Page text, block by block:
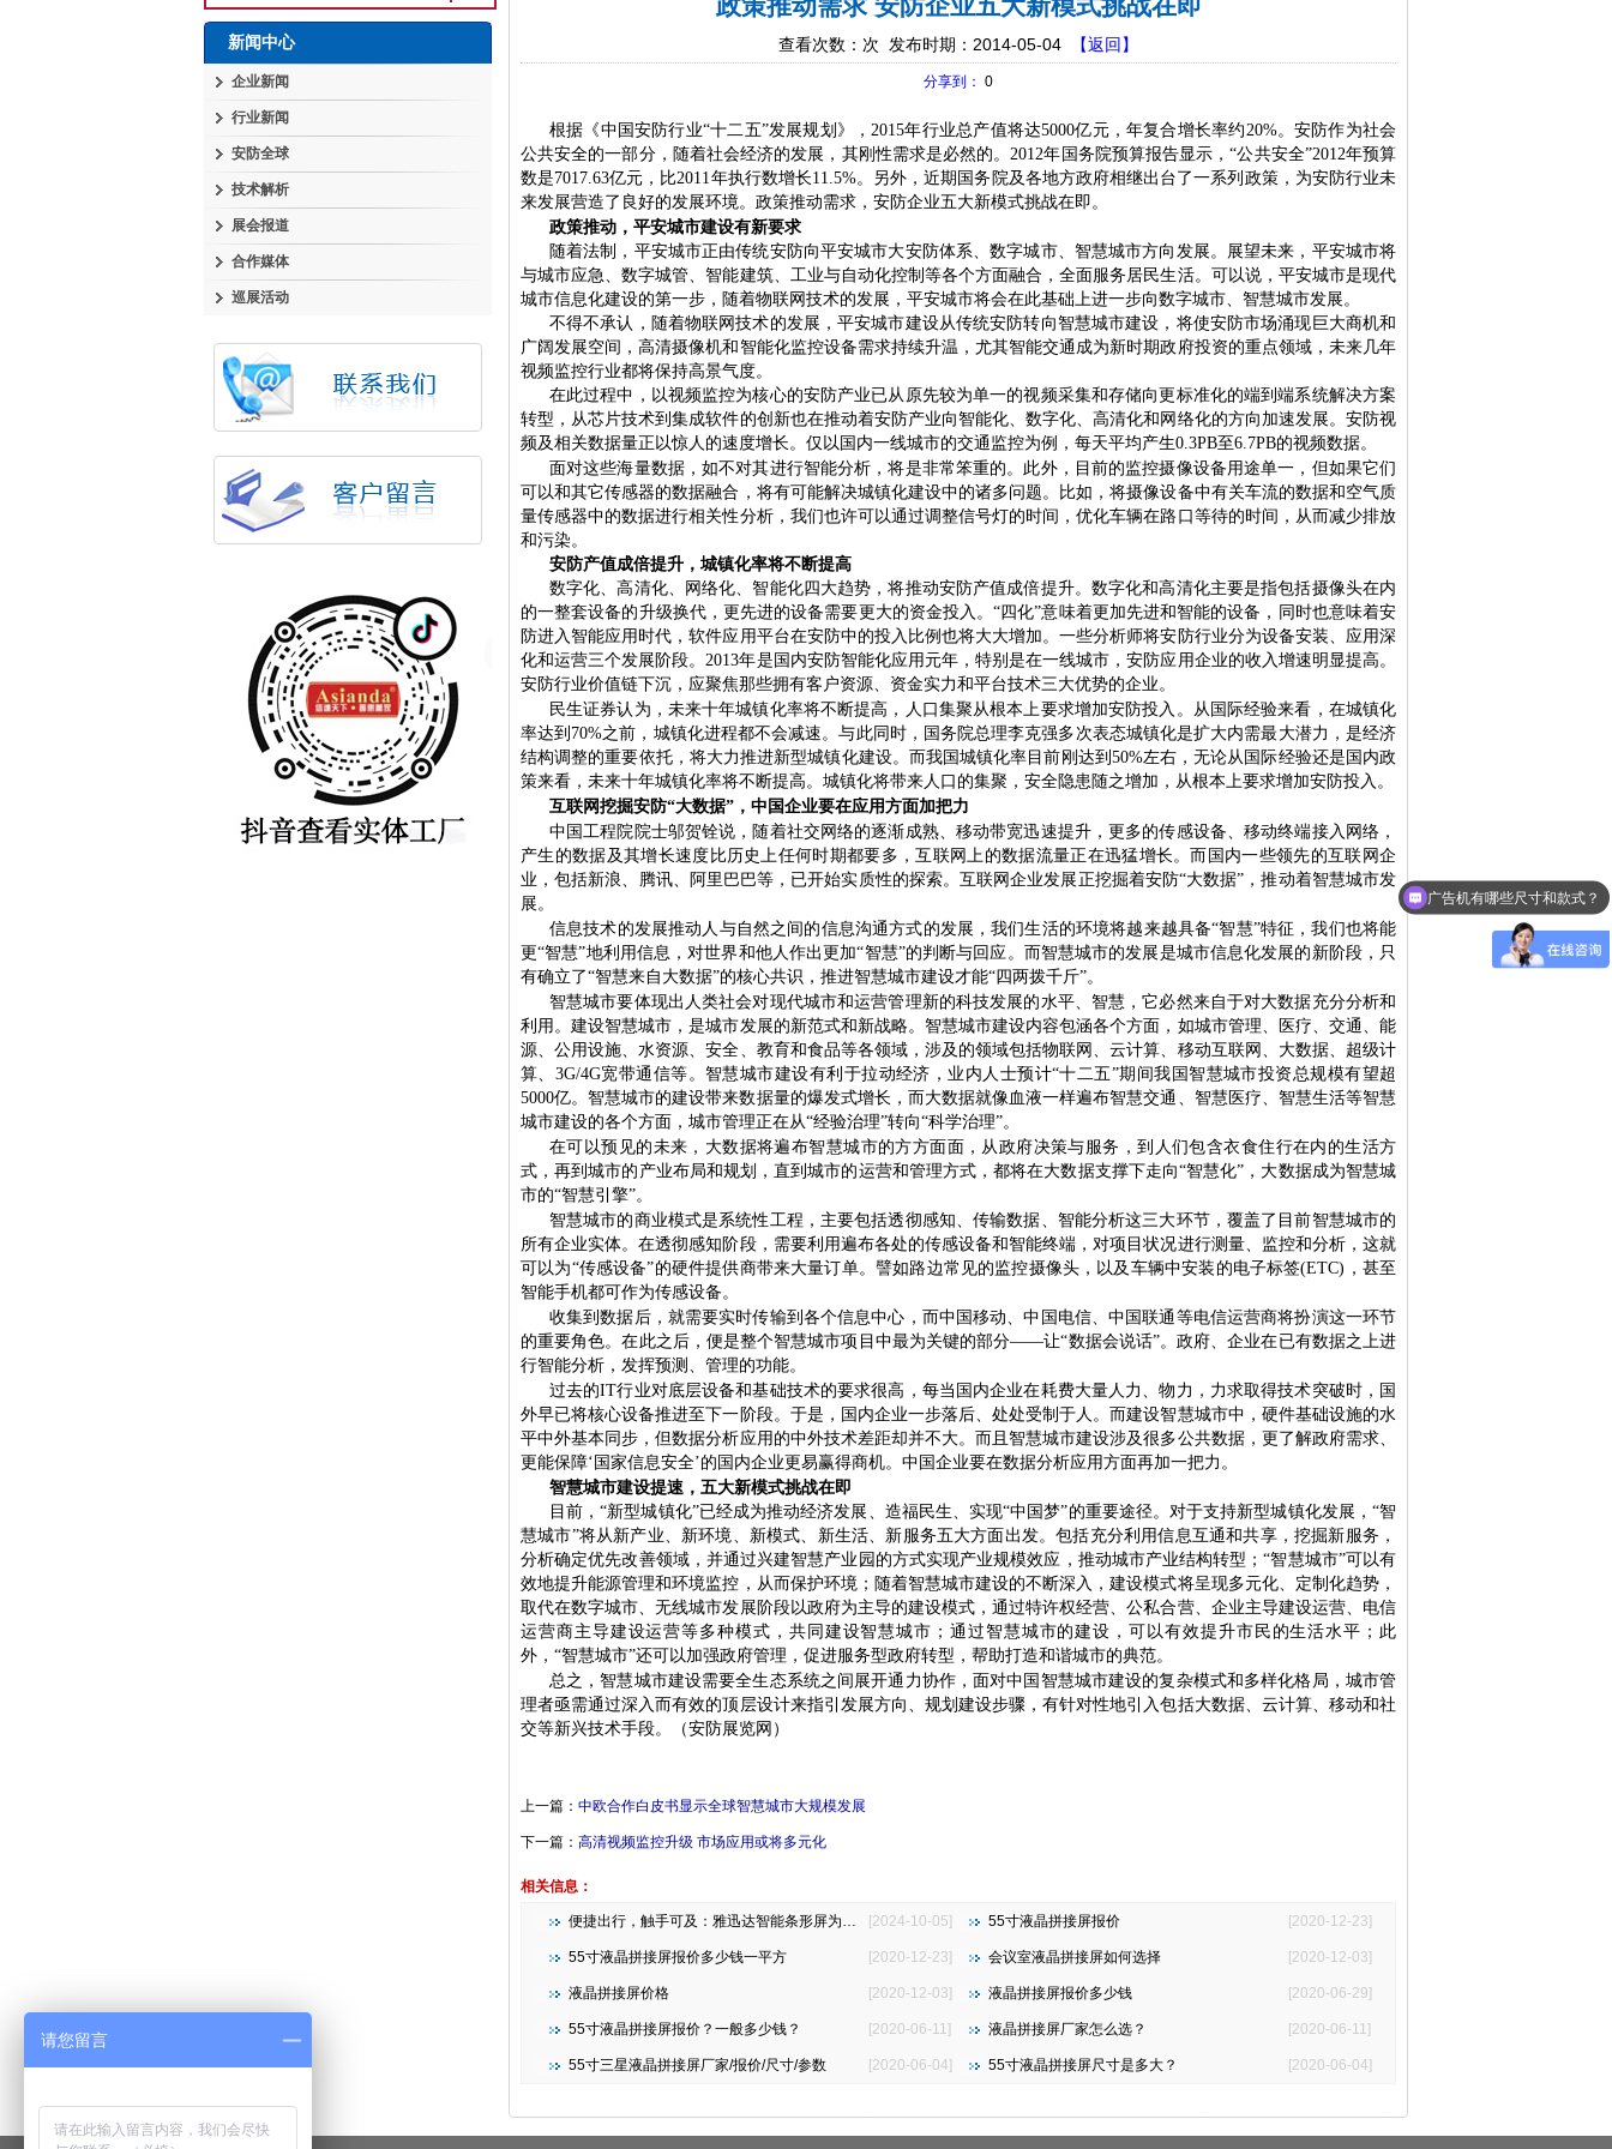
新闻中心
企业新闻
行业新闻
安防全球
技术解析
展会报道
合作媒体
巡展活动
查看次数： 次 发布时期：2014-05-04 【返回】
分享到： 0
根据《中国安防行业“十二五”发展规划》，2015年行业总产值将达5000亿元，年复合增长率约20%。安防作为社会
公共安全的一部分，随着社会经济的发展，其刚性需求是必然的。2012年国务院预算报告显示，“公共安全”2012年预算
数是7017.63亿元，比2011年执行数增长11.5%。另外，近期国务院及各地方政府相继出台了一系列政策，为安防行业未
来发展营造了良好的发展环境。政策推动需求，安防企业五大新模式挑战在即。
政策推动，平安城市建设有新要求
随着法制，平安城市正由传统安防向平安城市大安防体系、数字城市、智慧城市方向发展。展望未来，平安城市将
与城市应急、数字城管、智能建筑、工业与自动化控制等各个方面融合，全面服务居民生活。可以说，平安城市是现代
城市信息化建设的第一步，随着物联网技术的发展，平安城市将会在此基础上进一步向数字城市、智慧城市发展。
不得不承认，随着物联网技术的发展，平安城市建设从传统安防转向智慧城市建设，将使安防市场涌现巨大商机和
广阔发展空间，高清摄像机和智能化监控设备需求持续升温，尤其智能交通成为新时期政府投资的重点领域，未来几年
视频监控行业都将保持高景气度。
在此过程中，以视频监控为核心的安防产业已从原先较为单一的视频采集和存储向更标准化的端到端系统解决方案
转型，从芯片技术到集成软件的创新也在推动着安防产业向智能化、数字化、高清化和网络化的方向加速发展。安防视
频及相关数据量正以惊人的速度增长。仅以国内一线城市的交通监控为例，每天平均产生0.3PB至6.7PB的视频数据。
面对这些海量数据，如不对其进行智能分析，将是非常笨重的。此外，目前的监控摄像设备用途单一，但如果它们
可以和其它传感器的数据融合，将有可能解决城镇化建设中的诸多问题。比如，将摄像设备中有关车流的数据和空气质
量传感器中的数据进行相关性分析，我们也许可以通过调整信号灯的时间，优化车辆在路口等待的时间，从而减少排放
和污染。
安防产值成倍提升，城镇化率将不断提高
数字化、高清化、网络化、智能化四大趋势，将推动安防产值成倍提升。数字化和高清化主要是指包括摄像头在内
的一整套设备的升级换代，更先进的设备需要更大的资金投入。“四化”意味着更加先进和智能的设备，同时也意味着安
防进入智能应用时代，软件应用平台在安防中的投入比例也将大大增加。一些分析师将安防行业分为设备安装、应用深
化和运营三个发展阶段。2013年是国内安防智能化应用元年，特别是在一线城市，安防应用企业的收入增速明显提高。
安防行业价值链下沉，应聚焦那些拥有客户资源、资金实力和平台技术三大优势的企业。
民生证券认为，未来十年城镇化率将不断提高，人口集聚从根本上要求增加安防投入。从国际经验来看，在城镇化
率达到 70%之前，城镇化进程都不会减速。与此同时，国务院总理李克强多次表态城镇化是扩大内需最大潜力，是经济
结构调整的重要依托，将大力推进新型城镇化建设。而我国城镇化率目前刚达到 50%左右，无论从国际经验还是国内政
策来看，未来十年城镇化率将不断提高。城镇化将带来人口的集聚，安全隐患随之增加，从根本上要求增加安防投入。
互联网挖掘安防“大数据” ，中国企业要在应用方面加把力
中国工程院院士邬贺铨说，随着社交网络的逐渐成熟、移动带宽迅速提升，更多的传感设备、移动终端接入网络，
产生的数据及其增长速度比历史上任何时期都要多，互联网上的数据流量正在迅猛增长。而国内一些领先的互联网企
业，包括新浪、腾讯、阿里巴巴等，已开始实质性的探索。互联网企业发展正挖掘着安防“大数据” ，推动着智慧城市发
展。
信息技术的发展推动人与自然之间的信息沟通方式的发展，我们生活的环境将越来越具备“智慧”特征，我们也将能
更“智慧”地利用信息，对世界和他人作出更加“智慧”的判断与回应。而智慧城市的发展是城市信息化发展的新阶段，只
有确立了“智慧来自大数据”的核心共识，推进智慧城市建设才能“四两拨千斤”。
智慧城市要体现出人类社会对现代城市和运营管理新的科技发展的水平、智慧，它必然来自于对大数据充分分析和
利用。建设智慧城市，是城市发展的新范式和新战略。智慧城市建设内容包涵各个方面，如城市管理、医疗、交通、能
源、公用设施、水资源、安全、教育和食品等各领域，涉及的领域包括物联网、云计算、移动互联网、大数据、超级计
算、 3G/4G宽带通信等。智慧城市建设有利于拉动经济，业内人士预计“十二五”期间我国智慧城市投资总规模有望超
5000亿。智慧城市的建设带来数据量的爆发式增长，而大数据就像血液一样遍布智慧交通、智慧医疗、智慧生活等智慧
城市建设的各个方面，城市管理正在从“经验治理”转向“科学治理”。
在可以预见的未来，大数据将遍布智慧城市的方方面面，从政府决策与服务，到人们包含衣食住行在内的生活方
式，再到城市的产业布局和规划，直到城市的运营和管理方式，都将在大数据支撑下走向“智慧化” ，大数据成为智慧城
市的“智慧引擎”。
智慧城市的商业模式是系统性工程，主要包括透彻感知、传输数据、智能分析这三大环节，覆盖了目前智慧城市的
所有企业实体。在透彻感知阶段，需要利用遍布各处的传感设备和智能终端，对项目状况进行测量、监控和分析，这就
可以为“传感设备”的硬件提供商带来大量订单。譬如路边常见的监控摄像头，以及车辆中安装的电子标签(ETC) ，甚至
智能手机都可作为传感设备。
收集到数据后，就需要实时传输到各个信息中心，而中国移动、中国电信、中国联通等电信运营商将扮演这一环节
的重要角色。在此之后，便是整个智慧城市项目中最为关键的部分——让“数据会说话”。政府、企业在已有数据之上进
行智能分析，发挥预测、管理的功能。
过去的IT行业对底层设备和基础技术的要求很高，每当国内企业在耗费大量人力、物力，力求取得技术突破时，国
外早已将核心设备推进至下一阶段。于是，国内企业一步落后、处处受制于人。而建设智慧城市中，硬件基础设施的水
平中外基本同步，但数据分析应用的中外技术差距却并不大。而且智慧城市建设涉及很多公共数据，更了解政府需求、
更能保障‘ 国家信息安全’的国内企业更易赢得商机。中国企业要在数据分析应用方面再加一把力。
智慧城市建设提速，五大新模式挑战在即
目前，“新型城镇化”已经成为推动经济发展、造福民生、实现“中国梦”的重要途径。对于支持新型城镇化发展， “智
慧城市”将从新产业、新环境、新模式、新生活、新服务五大方面出发。包括充分利用信息互通和共享，挖掘新服务，
分析确定优先改善领域，并通过兴建智慧产业园的方式实现产业规模效应，推动城市产业结构转型；“智慧城市”可以有
效地提升能源管理和环境监控，从而保护环境；随着智慧城市建设的不断深入，建设模式将呈现多元化、定制化趋势，
取代在数字城市、无线城市发展阶段以政府为主导的建设模式，通过特许权经营、公私合营、企业主导建设运营、电信
运营商主导建设运营等多种模式，共同建设智慧城市；通过智慧城市的建设，可以有效提升市民的生活水平；此
外， “智慧城市”还可以加强政府管理，促进服务型政府转型，帮助打造和谐城市的典范。
总之，智慧城市建设需要全生态系统之间展开通力协作，面对中国智慧城市建设的复杂模式和多样化格局，城市管
理者亟需通过深入而有效的顶层设计来指引发展方向、规划建设步骤，有针对性地引入包括大数据、云计算、移动和社
交等新兴技术手段。（安防展览网）
上一篇： 中欧合作白皮书显示全球智慧城市大规模发展
下一篇： 高清视频监控升级 市场应用或将多元化
相关信息：
[2024-10-05]
便捷出行，触手可及：雅迅达智能条形屏为地铁公交注入新活力 [2020-12-23]
55寸液晶拼接屏报价
[2020-12-23]
55寸液晶拼接屏报价多少钱一平方 [2020-12-03]
会议室液晶拼接屏如何选择
[2020-12-03]
液晶拼接屏价格 [2020-06-29]
液晶拼接屏报价多少钱
[2020-06-11]
55寸液晶拼接屏报价？一般多少钱？ [2020-06-11]
液晶拼接屏厂家怎么选？
[2020-06-04]
55寸三星液晶拼接屏厂家/报价/尺寸/参数 [2020-06-04]
55寸液晶拼接屏尺寸是多大？
广告机有哪些尺寸和款式？
LED多少钱一平方？是LED厂家吗？
请您留言